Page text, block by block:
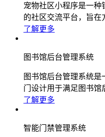
宠物社区小程序是一种
的社区交流平台，旨在
了解更多
图书馆后台管理系统
图书馆后台管理系统
门设计用于满足图书馆
了解更多
智能门禁管理系统